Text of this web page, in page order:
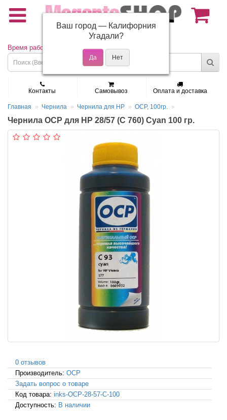
(495) 150-01-37
Время работы: Пн - Пт 9:30 - 19:00
Контакты Самовывоз Оплата и доставка
Главная Чернила Чернила для HP OCP, 100гр.
Чернила OCP для HP 28/57 (C 760) Cyan 100 гр.
0 отзывов
Производитель: OCP
Задать вопрос о товаре
Код товара: inks-OCP-28-57-С-100
Доступность: В наличии
Ваш город — Калифорния
Угадали?